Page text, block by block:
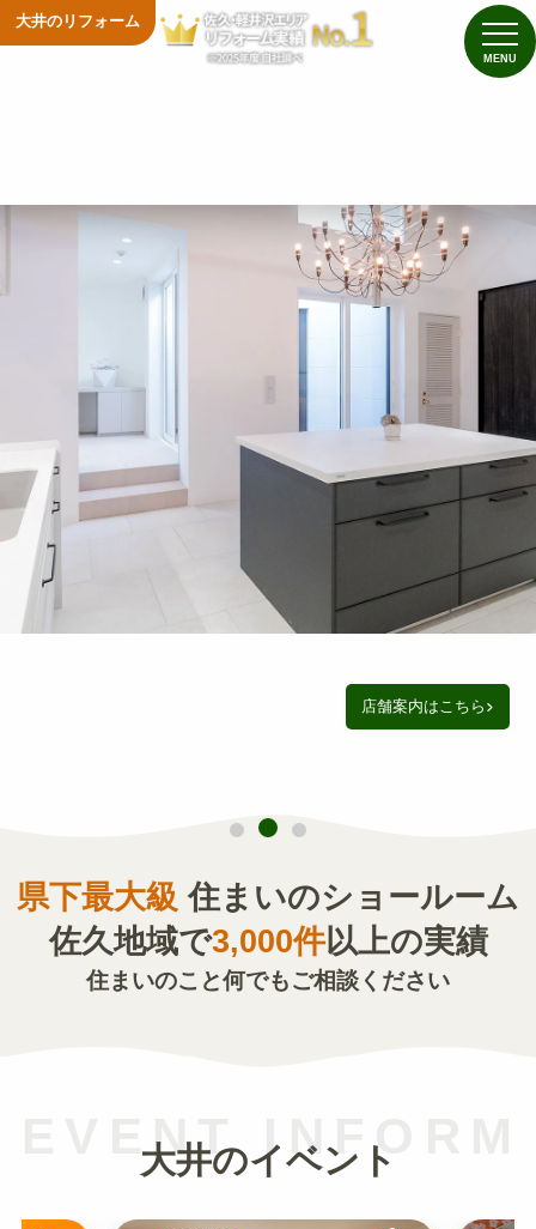
大井のリフォーム
店舗案内はこちら
県下最大級 住まいのショールーム
佐久地域で3,000件以上の実績
住まいのこと何でもご相談ください
大井のイベント
EVENT